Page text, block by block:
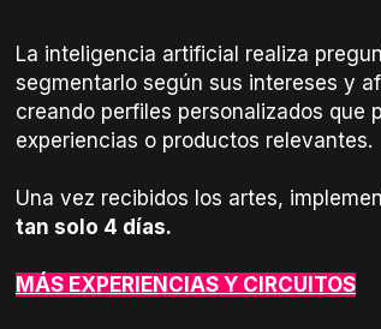
La inteligencia artificial realiza
segmentarlo según sus intereses y
creando perfiles personalizados que
experiencias o productos relevantes.
Una vez recibidos los artes,
tan solo 4 días.
MÁS EXPERIENCIAS Y CIRCUITOS